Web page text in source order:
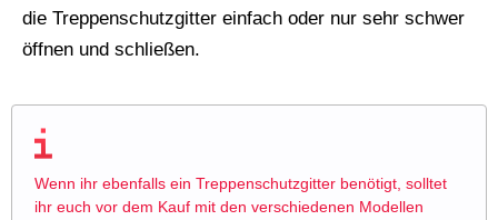
die Treppenschutzgitter einfach oder nur sehr schwer
öffnen und schließen.
Wenn ihr ebenfalls ein Treppenschutzgitter benötigt, solltet
ihr euch vor dem Kauf mit den verschiedenen Modellen